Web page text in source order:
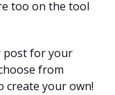
too on the tool
post for your
from
create your own!